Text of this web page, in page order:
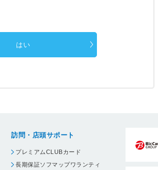
はい
訪問・店頭サポート
プレミアムCLUBカード
長期保証ソフマップワランティ